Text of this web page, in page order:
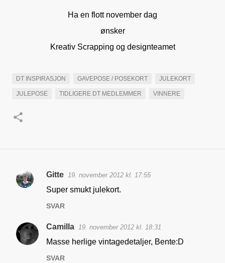
Ha en flott november dag
ønsker
Kreativ Scrapping og designteamet
DT INSPIRASJON GAVEPOSE / POSEKORT JULEKORT
JULEPOSE TIDLIGERE DT MEDLEMMER VINNERE
K
m
e
Gitte 19. november 2012 kl. 17:55
Super smukt julekort.
SVAR
Camilla 19. november 2012 kl. 18:31
Masse herlige vintagedetaljer, Bente:D
SVAR